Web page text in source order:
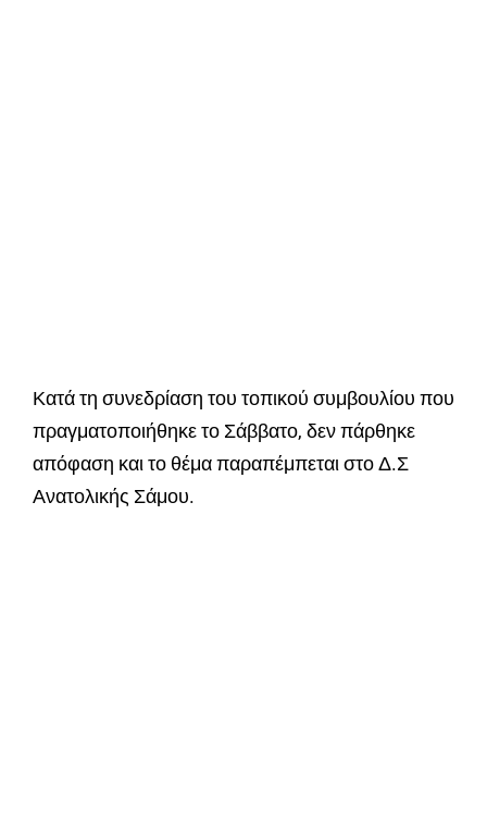
Κατά τη συνεδρίαση του τοπικού συμβουλίου που
πραγματοποιήθηκε το Σάββατο, δεν πάρθηκε
απόφαση και το θέμα παραπέμπεται στο Δ.Σ
Ανατολικής Σάμου.